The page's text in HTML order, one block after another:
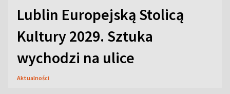
Lublin Europejską Stolicą
Kultury 2029. Sztuka
wychodzi na ulice
Aktualności